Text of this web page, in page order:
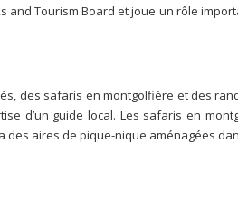
and Tourism Board et joue un rôle
des safaris en montgolfière et des
d’un guide local. Les safaris en
aires de pique-nique aménagées